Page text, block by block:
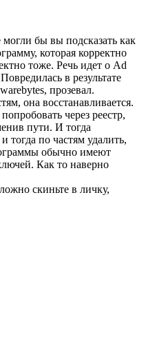
бы вы подсказать как
которая корректно
тоже. Речь идет о Ad
в результате
прозевал.
она восстанавливается.
через реестр,
пути. И тогда
тогда по частям удалить,
обычно имеют
Как то наверно
скиньте в личку,